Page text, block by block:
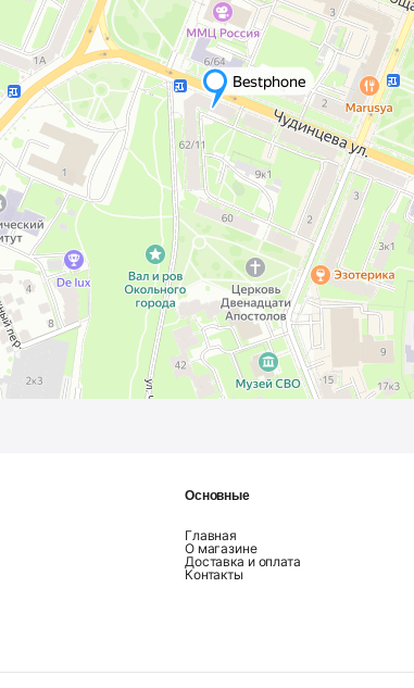
Основные
Главная
О магазине
Доставка и оплата
Контакты